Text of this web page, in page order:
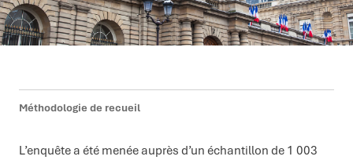
Méthodologie de recueil
L’enquête a été menée auprès d’un échantillon de 1 003